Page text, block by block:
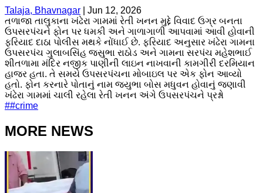
Talaja, Bhavnagar
Jun 12, 2026
તળાજા તાલુકાના ખંઢેરા ગામમાં રેતી ખનન મુદ્દે વિવાદ ઉગ્ર બનતા
ઉપસરપંચને ફોન પર ધમકી અને ગાળાગાળી આપવામાં આવી હોવાની
ફરિયાદ દાઠા પોલીસ મથકે નોંધાઈ છે. ફરિયાદ અનુસાર ખંઢેરા ગામના
ઉપસરપંચ ગુલાબસિંહ જસુભા રાઠોડ અને ગામના સરપંચ મહેશભાઈ
શીતળામા મંદિર નજીક પાણીની લાઇન નાખવાની કામગીરી દરમિયાન
હાજર હતા. તે સમયે ઉપસરપંચના મોબાઇલ પર એક ફોન આવ્યો
હતો. ફોન કરનારે પોતાનું નામ જયુભા બોસ મધુવન હોવાનું જણાવી
ખંઢેરા ગામમાં ચાલી રહેલા રેતી ખનન અંગે ઉપસરપંચને પ્રશ્નો
##crime
MORE NEWS